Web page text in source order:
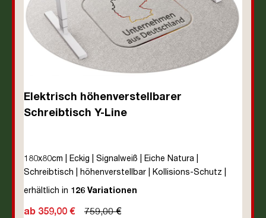
Elektrisch höhenverstellbarer
Schreibtisch Y-Line
180x80cm | Eckig | Signalweiß | Eiche Natura |
Schreibtisch | höhenverstellbar | Kollisions-Schutz |
Elektrisch höhenverstellbar | Kindersicherung | Metall |
5 Jahre Herstellergarantie | unmontiert | TÜV© mobiles
erhältlich in 126 Variationen
ab 359,00 €
759,00 €